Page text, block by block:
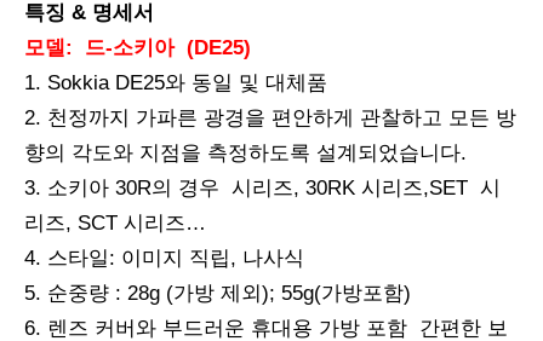
특징 & 명세서
모델:
드-소키아(DE25)
1. Sokkia DE25와 동일 및 대체품
2. 천정까지 가파른 광경을 편안하게 관찰하고 모든 방
향의 각도와 지점을 측정하도록 설계되었습니다.
3. 소키아 30R의 경우 시리즈, 30RK 시리즈,SET 시
리즈, SCT 시리즈…
4. 스타일: 이미지 직립, 나사식
5. 순중량 : 28g (가방 제외); 55g(가방포함)
6. 렌즈 커버와 부드러운 휴대용 가방 포함 간편한 보